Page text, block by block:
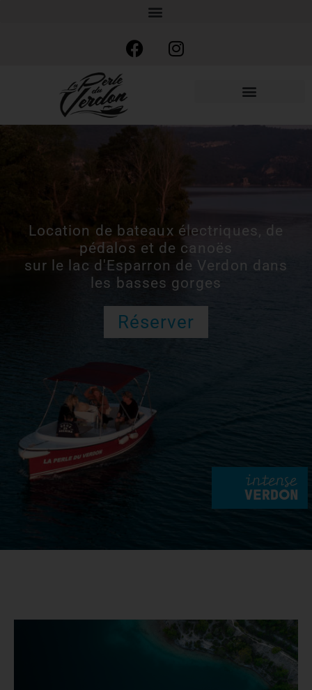
Location de bateaux électriques, de
pédalos et de canoës
sur le lac d'Esparron de Verdon dans
les basses gorges
Réserver